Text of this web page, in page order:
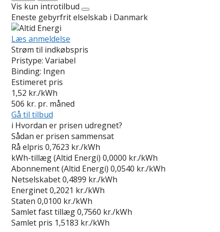
Vis kun introtilbud
Eneste gebyrfrit elselskab i Danmark
Læs anmeldelse
Strøm til indkøbspris
Pristype: Variabel
Binding: Ingen
Estimeret pris
1,52 kr./kWh
506 kr. pr. måned
Gå til tilbud
i Hvordan er prisen udregnet?
Sådan er prisen sammensat
Rå elpris 0,7623 kr./kWh
kWh-tillæg (Altid Energi) 0,0000 kr./kWh
Abonnement (Altid Energi) 0,0540 kr./kWh
Netselskabet0,4899 kr./kWh
Energinet0,2021 kr./kWh
Staten 0,0100 kr./kWh
Samlet fast tillæg0,7560 kr./kWh
Samlet pris 1,5183 kr./kWh